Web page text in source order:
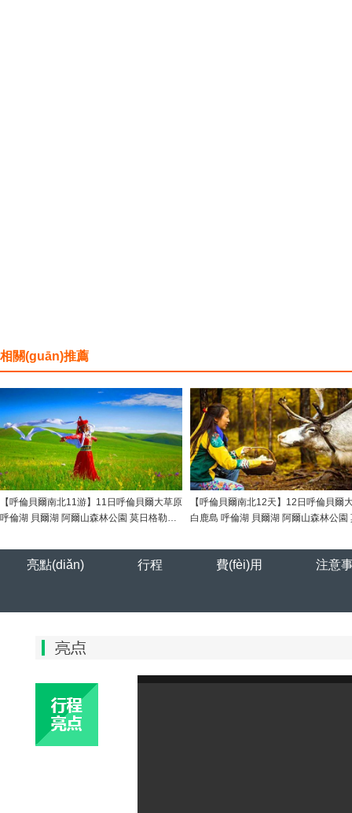
相關(guān)推薦
【呼倫貝爾南北11游】11日呼倫貝爾大草原
呼倫湖 貝爾湖 阿爾山森林公園 莫日格勒河
斯民族鄉(xiāng) 烏蘭山 中俄界河 太極八卦
圖 月牙泡 老鷹嘴 莫爾道嘎 敖魯古雅 油菜花
【呼倫貝爾南北12天】12日呼倫貝爾
白鹿島 呼倫湖 貝爾湖 阿爾山森林公園
和俄羅斯民族鄉(xiāng) 烏蘭山 中俄界
極八卦圖 月牙泡 老鷹嘴 敖魯古雅 油
亮點(diǎn) 行程 費(fèi)用 注意